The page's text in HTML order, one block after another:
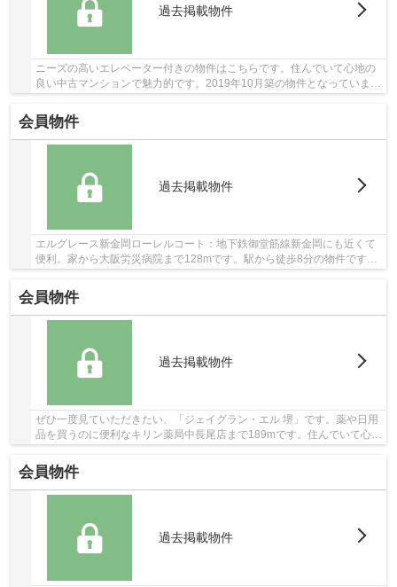
過去掲載物件
ニーズの高いエレベーター付きの物件はこちらです。住んでいて心地の
良い中古マンションで魅力的です。2019年10月築の物件となっています
会員物件
過去掲載物件
エルグレース新金岡ローレルコート：地下鉄御堂筋線新金岡にも近くて
便利。家から大阪労災病院まで128mです。駅から徒歩8分の物件です。
15階建ての建物もお探ししますので、ご安心くだ...
会員物件
過去掲載物件
ぜひ一度見ていただきたい、「ジェイグラン・エル 堺」です。薬や日用
品を買うのに便利なキリン薬局中長尾店まで189mです。住んでいて心地
の良い中古マンションで魅力的です。駅から徒...
会員物件
過去掲載物件